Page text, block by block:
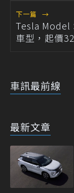
下一篇 →
Tesla Model
車型，起價
車訊最前線
最新文章